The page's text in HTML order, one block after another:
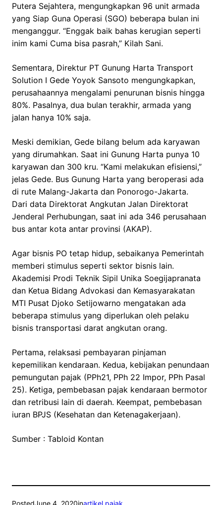
Putera Sejahtera, mengungkapkan 96 unit armada
yang Siap Guna Operasi (SGO) beberapa bulan ini
menganggur. “Enggak baik bahas kerugian seperti
inim kami Cuma bisa pasrah,” Kilah Sani.
Sementara, Direktur PT Gunung Harta Transport
Solution I Gede Yoyok Sansoto mengungkapkan,
perusahaannya mengalami penurunan bisnis hingga
80%. Pasalnya, dua bulan terakhir, armada yang
jalan hanya 10% saja.
Meski demikian, Gede bilang belum ada karyawan
yang dirumahkan. Saat ini Gunung Harta punya 10
karyawan dan 300 kru. “Kami melakukan efisiensi,”
jelas Gede. Bus Gunung Harta yang beroperasi ada
di rute Malang-Jakarta dan Ponorogo-Jakarta.
Dari data Direktorat Angkutan Jalan Direktorat
Jenderal Perhubungan, saat ini ada 346 perusahaan
bus antar kota antar provinsi (AKAP).
Agar bisnis PO tetap hidup, sebaikanya Pemerintah
memberi stimulus seperti sektor bisnis lain.
Akademisi Prodi Teknik Sipil Unika Soegijapranata
dan Ketua Bidang Advokasi dan Kemasyarakatan
MTI Pusat Djoko Setijowarno mengatakan ada
beberapa stimulus yang diperlukan oleh pelaku
bisnis transportasi darat angkutan orang.
Pertama, relaksasi pembayaran pinjaman
kepemilikan kendaraan. Kedua, kebijakan penundaan
pemungutan pajak (PPh21, PPh 22 Impor, PPh Pasal
25). Ketiga, pembebasan pajak kendaraan bermotor
dan retribusi lain di daerah. Keempat, pembebasan
iuran BPJS (Kesehatan dan Ketenagakerjaan).
Sumber : Tabloid Kontan
PostedJune 4, 2020inartikel pajak